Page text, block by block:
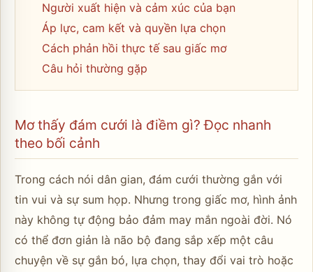
Người xuất hiện và cảm xúc của bạn
Áp lực, cam kết và quyền lựa chọn
Cách phản hồi thực tế sau giấc mơ
Câu hỏi thường gặp
Mơ thấy đám cưới là điềm gì? Đọc nhanh
theo bối cảnh
Trong cách nói dân gian, đám cưới thường gắn với
tin vui và sự sum họp. Nhưng trong giấc mơ, hình ảnh
này không tự động bảo đảm may mắn ngoài đời. Nó
có thể đơn giản là não bộ đang sắp xếp một câu
chuyện về sự gắn bó, lựa chọn, thay đổi vai trò hoặc